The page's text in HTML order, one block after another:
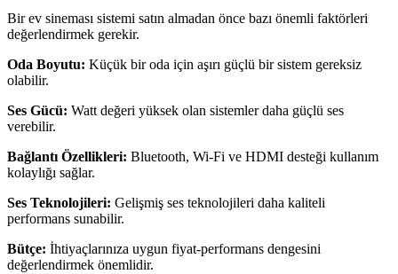
Bir ev sineması sistemi satın almadan önce bazı önemli faktörleri
değerlendirmek gerekir.
Oda Boyutu: Küçük bir oda için aşırı güçlü bir sistem gereksiz
olabilir.
Ses Gücü: Watt değeri yüksek olan sistemler daha güçlü ses
verebilir.
Bağlantı Özellikleri: Bluetooth, Wi-Fi ve HDMI desteği kullanım
kolaylığı sağlar.
Ses Teknolojileri: Gelişmiş ses teknolojileri daha kaliteli
performans sunabilir.
Bütçe: İhtiyaçlarınıza uygun fiyat-performans dengesini
değerlendirmek önemlidir.